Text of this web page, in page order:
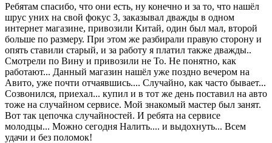
Ребятам спасибо, что они есть, ну конечно и за то, что нашёл
шрус уних на свой фокус 3, заказывал дважды в одном
интернет магазине, привозили Китай, один был мал, второй
больше по размеру. При этом же разбирали правую сторону и
опять ставили старый, и за работу я платил также дважды..
Смотрели по Вину и привозили не То. Не понятно, как
работают... Данный магазин нашёл уже поздно вечером на
Авито, уже почти отчаявшись.... Случайно, как часто бывает...
Созвонился, приехал... купил и в тот же день поставил на авто
тоже на случайном сервисе. Мой знакомый мастер был занят.
Вот так цепочка случайностей. И ребята на сервисе
молодцы... Можно сегодня Налить.... и выдохнуть... Всем
удачи и без поломок!